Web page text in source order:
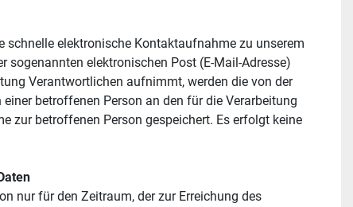
schnelle elektronische Kontaktaufnahme zu unserem
elektronischen Post (E-Mail-Adresse)
Verantwortlichen aufnimmt, werden die von der
betroffenen Person an den für die Verarbeitung
zur betroffenen Person gespeichert. Es erfolgt keine
nur für den Zeitraum, der zur Erreichung des